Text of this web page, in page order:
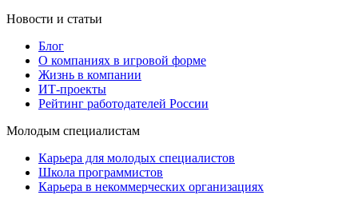
Новости и статьи
Блог
О компаниях в игровой форме
Жизнь в компании
ИТ-проекты
Рейтинг работодателей России
Молодым специалистам
Карьера для молодых специалистов
Школа программистов
Карьера в некоммерческих организациях